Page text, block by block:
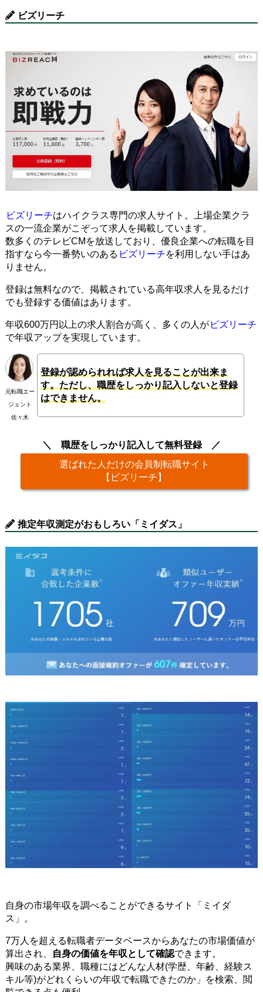
ビズリーチ
ビズリーチはハイクラス専門の求人サイト。上場企業クラ
スの一流企業がこぞって求人を掲載しています。
数多くのテレビCMを放送しており、優良企業への転職を目
指すなら今一番勢いのある ビズリーチを利用しない手はあ
りません。
登録は無料なので、掲載されている高年収求人を見るだけ
でも登録する価値はあります。
年収600万円以上の求人割合が高く、多くの人が ビズリーチ
で年収アップを実現しています。
元転職エー
ジェント
佐々木
登録が認められれば求人を見ることが出来ま
す。ただし、職歴をしっかり記入しないと登録
はできません。
職歴をしっかり記入して無料登録
選ばれた人だけの会員制転職サイト
【ビズリーチ】
推定年収測定がおもしろい「ミイダス」
自身の市場年収を調べることができるサイト「ミイダ
ス」。
7万人を超える転職者データベースからあなたの市場価値が
算出され、
自身の価値を年収として確認できます。
興味のある業界、職種にはどんな人材(学歴、年齢、経験ス
キル等)がどれくらいの年収で転職できたのか」を検索、閲